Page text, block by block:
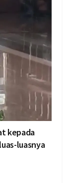
kepada
luasnya